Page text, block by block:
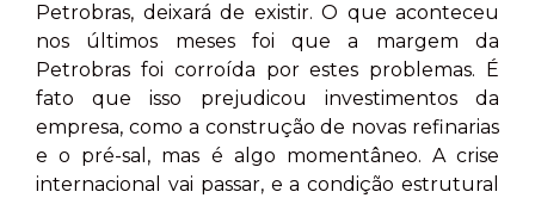
Petrobras, deixará de existir. O que aconteceu
nos últimos meses foi que a margem da
Petrobras foi corroída por estes problemas. É
fato que isso prejudicou investimentos da
empresa, como a construção de novas refinarias
e o pré-sal, mas é algo momentâneo. A crise
internacional vai passar, e a condição estrutural